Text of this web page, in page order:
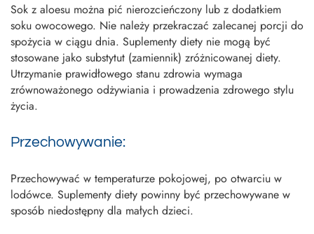
Sok z aloesu można pić nierozcieńczony lub z dodatkiem
soku owocowego. Nie należy przekraczać zalecanej porcji do
spożycia w ciągu dnia. Suplementy diety nie mogą być
stosowane jako substytut (zamiennik) zróżnicowanej diety.
Utrzymanie prawidłowego stanu zdrowia wymaga
zrównoważonego odżywiania i prowadzenia zdrowego stylu
życia.
Przechowywanie:
Przechowywać w temperaturze pokojowej, po otwarciu w
lodówce. Suplementy diety powinny być przechowywane w
sposób niedostępny dla małych dzieci.